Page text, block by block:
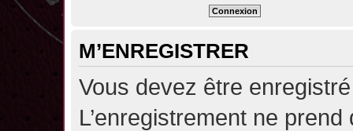
M’ENREGISTRER
Vous devez être
L’enregistrement ne